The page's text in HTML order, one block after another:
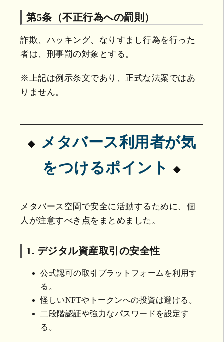
第5条（不正行為への罰則）
詐欺、ハッキング、なりすまし行為を行った
者は、刑事罰の対象とする。
※上記は例示条文であり、正式な法案ではあ
りません。
メタバース利用者が気
をつけるポイント
メタバース空間で安全に活動するために、個
人が注意すべき点をまとめました。
1. デジタル資産取引の安全性
公式認可の取引プラットフォームを利用す
る。
怪しいNFTやトークンへの投資は避ける。
二段階認証や強力なパスワードを設定す
る。